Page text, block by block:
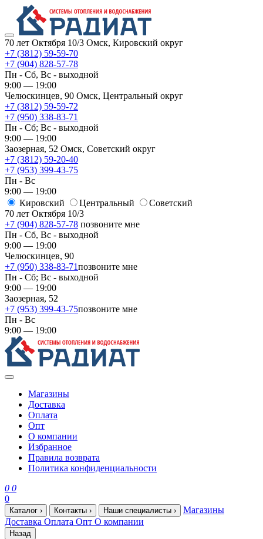
70 лет Октября 10/3 Омск, Кировский округ
+7 (3812) 59-59-70
+7 (904) 828-57-78
Пн - Сб, Вс - выходной
9:00 — 19:00
Челюскинцев, 90 Омск, ​Центральный округ
+7 (3812) 59-59-72
+7 (950) 338-83-71
Пн - Сб; Вс - выходной
9:00 — 19:00
Заозерная, 52 Омск, ​Советский округ
+7 (3812) 59-20-40
+7 (953) 399-43-75
Пн - Вс
9:00 — 19:00
Кировский
​Центральный
​Советский
70 лет Октября 10/3
+7 (904) 828-57-78 позвоните мне
Пн - Сб, Вс - выходной
9:00 — 19:00
Челюскинцев, 90
+7 (950) 338-83-71позвоните мне
Пн - Сб; Вс - выходной
9:00 — 19:00
Заозерная, 52
+7 (953) 399-43-75позвоните мне
Пн - Вс
9:00 — 19:00
Магазины
Доставка
Оплата
Опт
О компании
Избранное
Правила возврата
Политика конфиденциальности
0 0
0
Каталог › Контакты › Наши специалисты ›
Магазины
Доставка Оплата Опт О компании
Назад